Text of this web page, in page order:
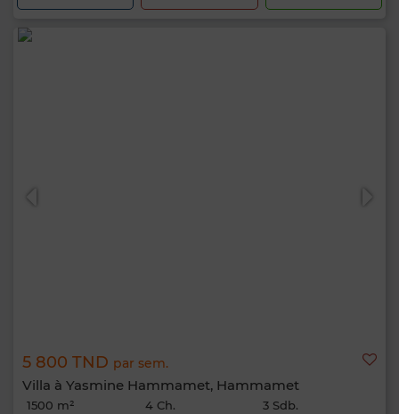
5 800 TND par sem.
Villa à Yasmine Hammamet, Hammamet
1500 m² 4 Ch.
3 Sdb.